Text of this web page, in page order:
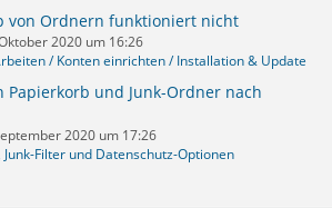
von Ordnern funktioniert nicht
2020 um 16:26
/ Konten einrichten / Installation & Update
Papierkorb und Junk-Ordner nach
2020 um 17:26
Junk-Filter und Datenschutz-Optionen